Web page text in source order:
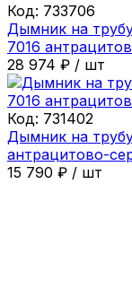
Код: 733706
Дымник на
7016
28 974 ₽ / шт
Код: 731402
Дымник на
антрацитово-
15 790 ₽ / шт